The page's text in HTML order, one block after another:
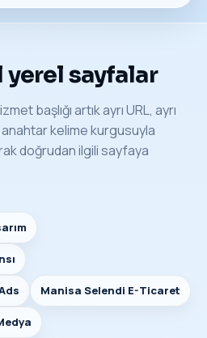
yerel sayfalar
başlığı artık ayrı URL, ayrı
anahtar kelime kurgusuyla
doğrudan ilgili sayfaya
Manisa Selendi E-Ticaret